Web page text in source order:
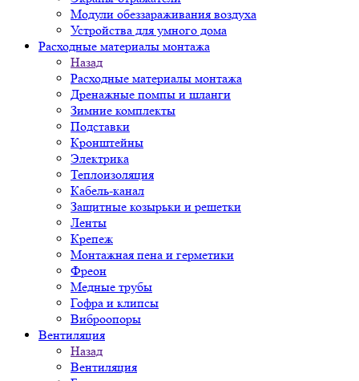
Модули обеззараживания воздуха
Устройства для умного дома
Расходные материалы монтажа
Назад
Расходные материалы монтажа
Дренажные помпы и шланги
Зимние комплекты
Подставки
Кронштейны
Электрика
Теплоизоляция
Кабель-канал
Защитные козырьки и решетки
Ленты
Крепеж
Монтажная пена и герметики
Фреон
Медные трубы
Гофра и клипсы
Виброопоры
Вентиляция
Назад
Вентиляция